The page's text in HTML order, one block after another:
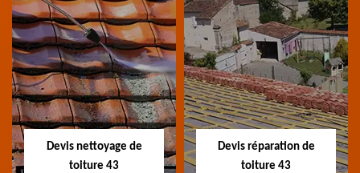
Recherche de fuite
toiture 43
Entreprise recherche
fuite de toiture 43
Devis toiture 43
Devis toiture 43 Haute-
Loire
Devis nettoyage de
toiture 43
Devis réparation de
toiture 43